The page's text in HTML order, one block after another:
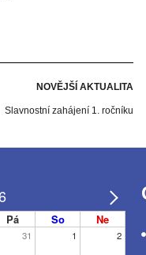
NOVĚJŠÍ AKTUALITA
Slavnostní zahájení 1. ročníku
Pá So Ne
31 1 2